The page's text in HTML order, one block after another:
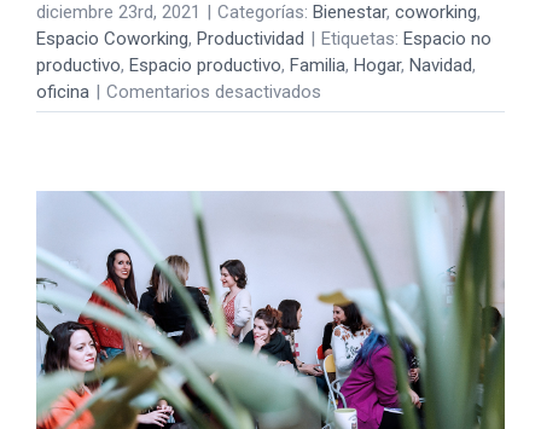
diciembre 23rd, 2021 | Categorías: Bienestar, coworking,
Espacio Coworking, Productividad | Etiquetas: Espacio no
productivo, Espacio productivo, Familia, Hogar, Navidad,
oficina | Comentarios desactivados
El
Navidad
hogar,
un
templo